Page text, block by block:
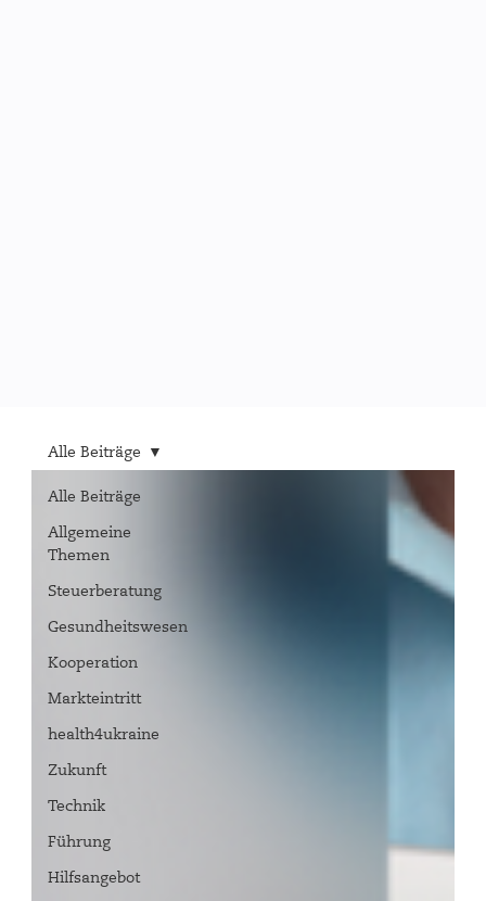
Alle Beiträge
Allgemeine
Themen
Steuerberatung
Gesundheitswesen
Kooperation
Markteintritt
health4ukraine
Zukunft
Technik
Führung
Hilfsangebot
Alle Beiträge